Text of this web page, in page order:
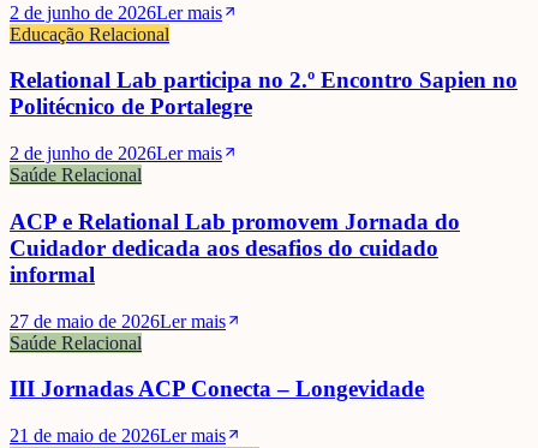
Cristina Velozo
2 de junho de 2026Ler mais
Educação Relacional
Relational Lab participa no 2.º Encontro Sapien no
Politécnico de Portalegre
2 de junho de 2026Ler mais
Saúde Relacional
ACP e Relational Lab promovem Jornada do
Cuidador dedicada aos desafios do cuidado
informal
27 de maio de 2026Ler mais
Saúde Relacional
III Jornadas ACP Conecta – Longevidade
21 de maio de 2026Ler mais